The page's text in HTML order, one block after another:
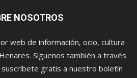
NOSOTROS
web de información, ocio, cultura
Síguenos también a través
gratis a nuestro boletín